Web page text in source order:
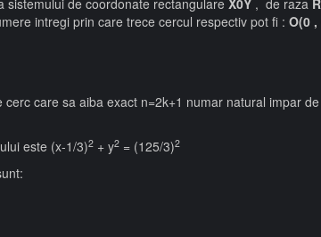
sistemului de coordonate rectangulareX0Y , de raza
intregi prin care trece cercul respectiv pot fi : O(0
care sa aiba exact n=2k+1 numar natural impar
este (x-1/3)2 + y2 = (125/3)2